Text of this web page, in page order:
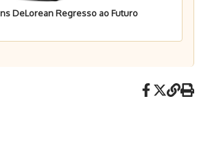
DeLorean Regresso ao Futuro